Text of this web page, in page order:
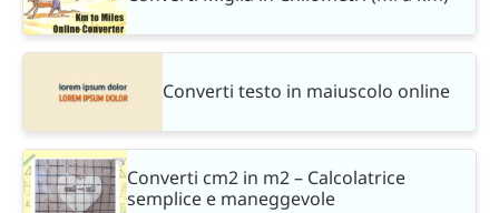
Converti testo in maiuscolo online
Converti cm2 in m2 – Calcolatrice
semplice e maneggevole